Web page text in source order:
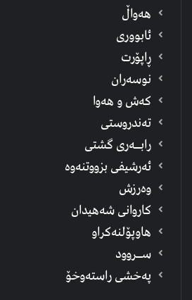
هەواڵ
ئابووری
ڕاپۆرت
نوسەران
كەش و هەوا
تەندروستی
رابــه‌ری گشتی
ئەرشیفى بزووتنەوە
وەرزش
كاروانی شەهیدان
هاوپۆلنەكراو
ســروود
په‌خشی راسته‌وخۆ